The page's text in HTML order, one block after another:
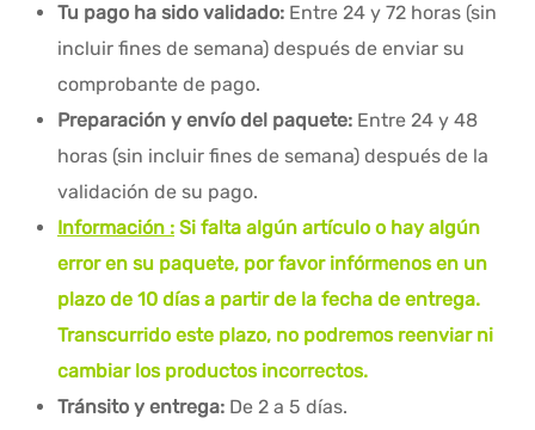
Tu pago ha sido validado: Entre 24 y 72 horas (sin
incluir fines de semana) después de enviar su
comprobante de pago.
Preparación y envío del paquete: Entre 24 y 48
horas (sin incluir fines de semana) después de la
validación de su pago.
Información : Si falta algún artículo o hay algún
error en su paquete, por favor infórmenos en un
plazo de 10 días a partir de la fecha de entrega.
Transcurrido este plazo, no podremos reenviar ni
cambiar los productos incorrectos.
Tránsito y entrega: De 2 a 5 días.